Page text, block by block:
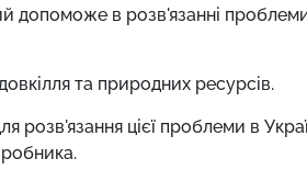
допоможе в розв'язанні
та природних ресурсів.
цієї проблеми в